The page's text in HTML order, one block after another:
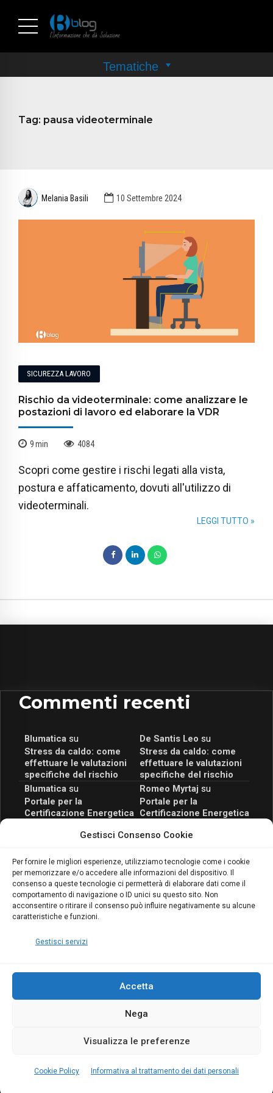
Gestisci Consenso Cookie
Per fornire le migliori esperienze, utilizziamo tecnologie come i cookie
per memorizzare e/o accedere alle informazioni del dispositivo. Il
consenso a queste tecnologie ci permetterà di elaborare dati come il
comportamento di navigazione o ID unici su questo sito. Non
acconsentire o ritirare il consenso può influire negativamente su alcune
caratteristiche e funzioni.
Gestisci servizi
Accetta
Nega
Visualizza le preferenze
Cookie Policy Informativa al trattamento dei dati personali
Tag: pausa videoterminale
Melania Basili 10 Settembre 2024
SICUREZZA LAVORO
Rischio da videoterminale: come analizzare le
postazioni di lavoro ed elaborare la VDR
9min 4084
Scopri come gestire i rischi legati alla vista,
postura e affaticamento, dovuti all'utilizzo di
videoterminali.
LEGGI TUTTO »
Commenti recenti
Blumaticasu
Stress da caldo: come
effettuare le valutazioni
specifiche del rischio
De Santis Leo su
Stress da caldo: come
effettuare le valutazioni
specifiche del rischio
Blumaticasu
Portale per la
Certificazione Energetica
scopri il Corso Blumatica
Romeo Myrtaj su
Portale per la
Certificazione Energetica
scopri il Corso Blumatica
Blumaticasu
Coordinatore della
Sicurezza: cosa è
richiesto per abilitazione
e aggiornamento
Copyright Blumatica
MENU